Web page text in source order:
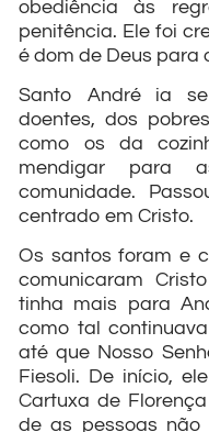
obediência às
penitência. Ele foi
é dom de Deus para
Santo André ia
doentes, dos
como os da
mendigar para
comunidade.
centrado em Cristo.
Os santos foram e
comunicaram
tinha mais para
como tal
até que Nosso
Fiesoli. De início,
Cartuxa de
de as pessoas